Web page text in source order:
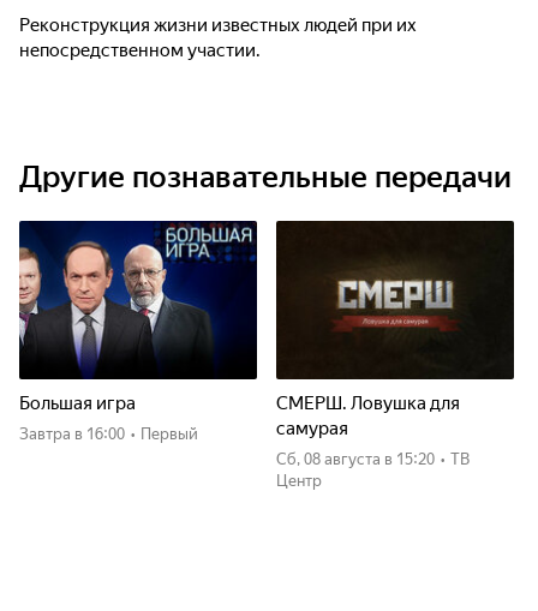
Реконструкция жизни известных людей при их
непосредственном участии.
Другие познавательные передачи
Большая игра
Завтра в 16:00 • Первый
СМЕРШ. Ловушка для
самурая
сб, 08 августа в 15:20 • ТВ
Центр